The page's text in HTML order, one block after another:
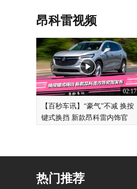
昂科雷视频
02:17
【百秒车讯】“豪气”不减 换按
键式换挡 新款昂科雷内饰官
热门推荐